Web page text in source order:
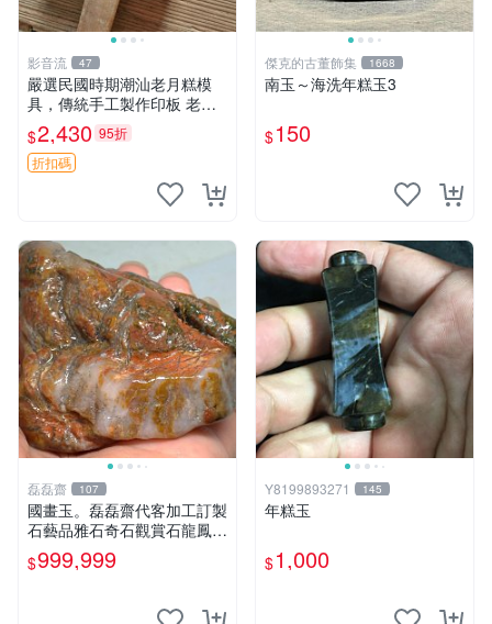
影音流 47
嚴選民國時期潮汕老月糕模
具，傳統手工製作印板 老月
糕模具 潮汕文化 古董印板
$2,430 95折
折扣碼
傑克的古董飾集 1668
南玉～海洗年糕玉3
$150
磊磊齋 107
國畫玉。磊磊齋代客加工訂製
石藝品雅石奇石觀賞石龍鳳紋
虎皮碧玉石雕茶盤石雕龜甲石
雕賭石台灣招財臺灣藍寶石花
卵碧玉秀姑玉鳳梨芋仔玉總統
$999,999
Y8199893271 145
年糕玉
$1,000